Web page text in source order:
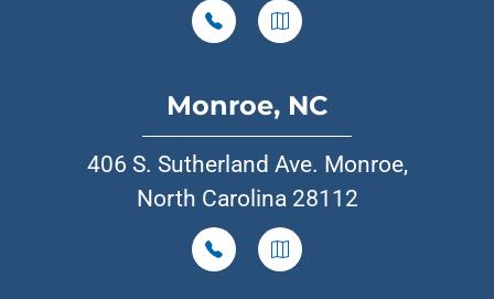
Monroe, NC
406 S. Sutherland Ave. Monroe,
North Carolina 28112